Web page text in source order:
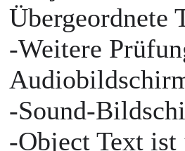
Übergeordnete
-Weitere
-Sound-
-Object Text